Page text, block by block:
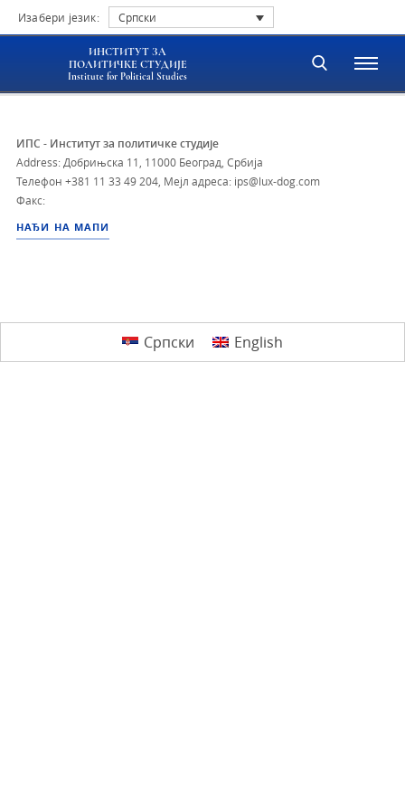
Изабери језик: Српски
ИНСТИТУТ ЗА
ПОЛИТИЧКЕ СТУДИЈЕ
Institute for Political Studies
ИПС - Институт за политичке студије
Address: Добрињска 11, 11000 Београд, Србија
Телефон +381 11 33 49 204 Мејл адреса: ips@lux-dog.com
Факс:
НАЂИ НА МАПИ
Српски English